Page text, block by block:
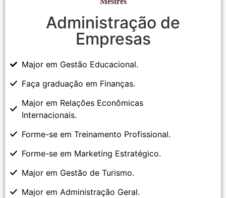
Administração de
Empresas
Major em Gestão Educacional.
Faça graduação em Finanças.
Major em Relações Econômicas
Internacionais.
Forme-se em Treinamento Profissional.
Forme-se em Marketing Estratégico.
Major em Gestão de Turismo.
Major em Administração Geral.